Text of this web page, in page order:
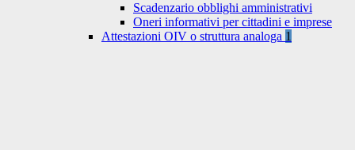
Scadenzario obblighi amministrativi
Oneri informativi per cittadini e imprese
Attestazioni OIV o struttura analoga 1